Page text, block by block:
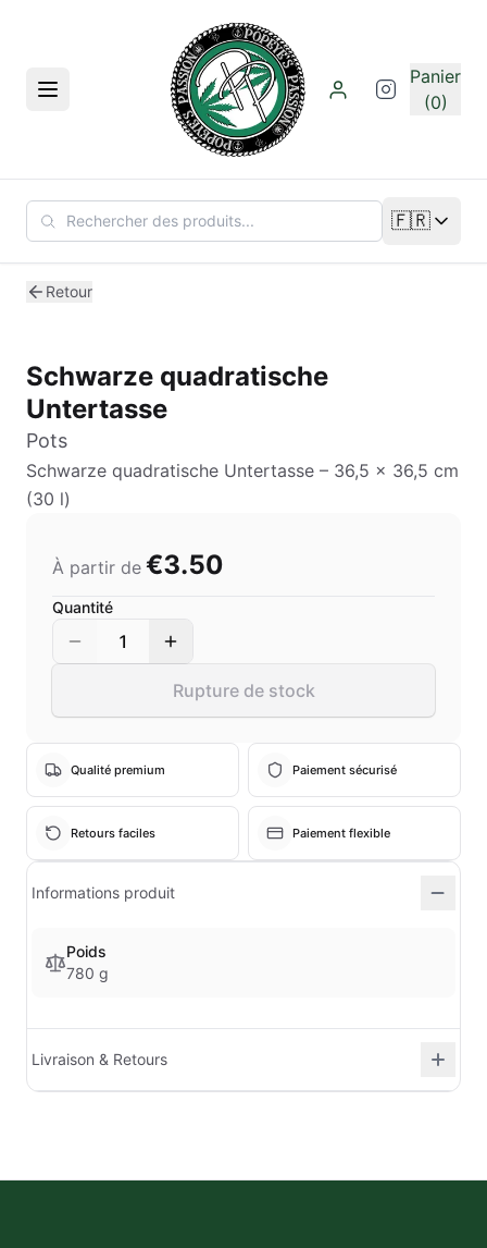
Menu
Panier
(0)
🇫🇷
Changer
Retour
Schwarze quadratische
Untertasse
Pots
Schwarze quadratische Untertasse – 36,5 x 36,5 cm
(30 l)
À partir de €3.50
Quantité
1
Rupture de stock
Qualité premium Paiement sécurisé
Retours faciles Paiement flexible
Informations produit
Poids
780 g
Livraison & Retours